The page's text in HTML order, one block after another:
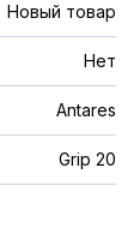
Новый товар
Нет
Antares
Grip 20